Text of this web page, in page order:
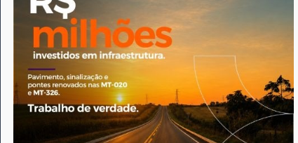
SIGA-NOS
Expediente
opioneiroj@gmail.com
SOBRE
A história do
Durante 15 anos,
pautado sempre
comprometimento
jornal, que desde